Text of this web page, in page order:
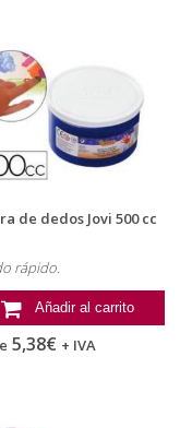
de dedos Jovi 500 cc
rápido.
Añadir al carrito
5,38€ + IVA